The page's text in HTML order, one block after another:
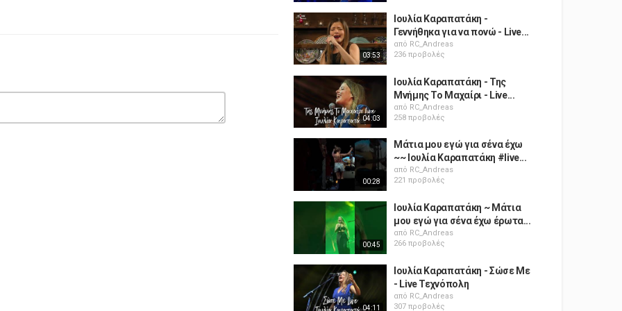
03:53
Ιουλία Καραπατάκη -
Γεννήθηκα για να πονώ - Live...
από RC_Andreas
236 προβολές
04:03
Ιουλία Καραπατάκη - Της
Μνήμης Το Μαχαίρι - Live...
από RC_Andreas
258 προβολές
00:28
Μάτια μου εγώ για σένα έχω
~~ Ιουλία Καραπατάκη #live...
από RC_Andreas
221 προβολές
00:45
Ιουλία Καραπατάκη ~ Μάτια
μου εγώ για σένα έχω έρωτα...
από RC_Andreas
266 προβολές
04:11
Ιουλία Καραπατάκη - Σώσε Με
- Live Τεχνόπολη
από RC_Andreas
307 προβολές